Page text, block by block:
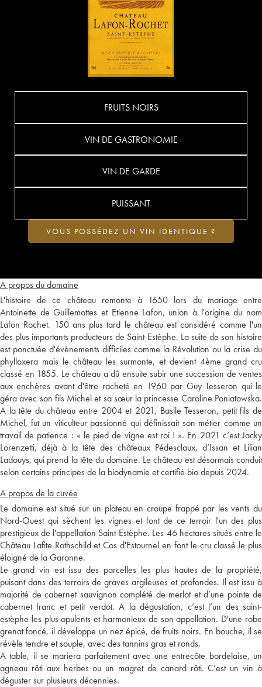
A propos du domaine
L'histoire de ce château remonte à 1650 lors du mariage entre
Antoinette de Guillemottes et Etienne Lafon, union à l'origine du nom
Lafon Rochet. 150 ans plus tard le château est considéré comme l'un
des plus importants producteurs de Saint-Estèphe. La suite de son histoire
est ponctuée d'évènements difficiles comme la Révolution ou la crise du
phylloxera mais le château les surmonte, et devient 4ème grand cru
classé en 1855. Le château a dû ensuite subir une succession de ventes
aux enchères avant d'être racheté en 1960 par Guy Tesseron qui le
géra avec son fils Michel et sa sœur la princesse Caroline Poniatowska.
A la tête du château entre 2004 et 2021, Basile Tesseron, petit fils de
Michel, fut un viticulteur passionné qui définissait son métier comme un
travail de patience : « le pied de vigne est roi ! ». En 2021 c’est Jacky
Lorenzetti, déjà à la tête des châteaux Pédesclaux, d’Issan et Lilian
Ladouys, qui prend la tête du domaine. Le château est désormais conduit
selon certains principes de la biodynamie et certifié bio depuis 2024.
A propos de la cuvée
Le domaine est situé sur un plateau en croupe frappé par les vents du
Nord-Ouest qui sèchent les vignes et font de ce terroir l'un des plus
prestigieux de l'appellation Saint-Estèphe. Les 46 hectares situés entre le
Château Lafite Rothschild et Cos d'Estournel en font le cru classé le plus
éloigné de la Garonne.
Le grand vin est issu des parcelles les plus hautes de la propriété,
puisant dans des terroirs de graves argileuses et profondes. Il est issu à
majorité de cabernet sauvignon complété de merlot et d’une pointe de
cabernet franc et petit verdot. A la dégustation, c’est l’un des saint-
estèphe les plus opulents et harmonieux de son appellation. D'une robe
grenat foncé, il développe un nez épicé, de fruits noirs. En bouche, il se
révèle tendre et souple, avec des tannins gras et ronds.
A table, il se mariera parfaitement avec une entrecôte bordelaise, un
agneau rôti aux herbes ou un magret de canard rôti. C’est un vin à
déguster sur plusieurs décennies.
FRUITS NOIRS
VIN DE GASTRONOMIE
VIN DE GARDE
PUISSANT
VOUS POSSÉDEZ UN VIN IDENTIQUE ?